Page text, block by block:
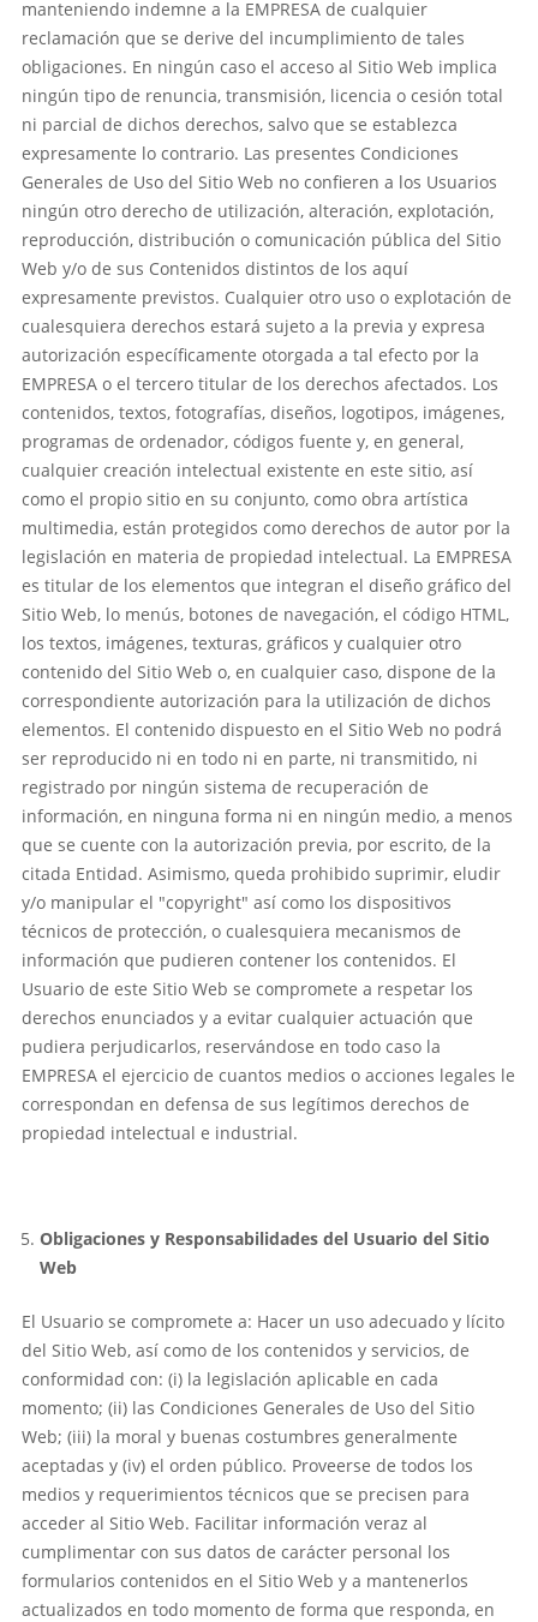
manteniendo indemne a la EMPRESA de cualquier
reclamación que se derive del incumplimiento de tales
obligaciones. En ningún caso el acceso al Sitio Web implica
ningún tipo de renuncia, transmisión, licencia o cesión total
ni parcial de dichos derechos, salvo que se establezca
expresamente lo contrario. Las presentes Condiciones
Generales de Uso del Sitio Web no confieren a los Usuarios
ningún otro derecho de utilización, alteración, explotación,
reproducción, distribución o comunicación pública del Sitio
Web y/o de sus Contenidos distintos de los aquí
expresamente previstos. Cualquier otro uso o explotación de
cualesquiera derechos estará sujeto a la previa y expresa
autorización específicamente otorgada a tal efecto por la
EMPRESA o el tercero titular de los derechos afectados. Los
contenidos, textos, fotografías, diseños, logotipos, imágenes,
programas de ordenador, códigos fuente y, en general,
cualquier creación intelectual existente en este sitio, así
como el propio sitio en su conjunto, como obra artística
multimedia, están protegidos como derechos de autor por la
legislación en materia de propiedad intelectual. La EMPRESA
es titular de los elementos que integran el diseño gráfico del
Sitio Web, lo menús, botones de navegación, el código HTML,
los textos, imágenes, texturas, gráficos y cualquier otro
contenido del Sitio Web o, en cualquier caso, dispone de la
correspondiente autorización para la utilización de dichos
elementos. El contenido dispuesto en el Sitio Web no podrá
ser reproducido ni en todo ni en parte, ni transmitido, ni
registrado por ningún sistema de recuperación de
información, en ninguna forma ni en ningún medio, a menos
que se cuente con la autorización previa, por escrito, de la
citada Entidad. Asimismo, queda prohibido suprimir, eludir
y/o manipular el "copyright" así como los dispositivos
técnicos de protección, o cualesquiera mecanismos de
información que pudieren contener los contenidos. El
Usuario de este Sitio Web se compromete a respetar los
derechos enunciados y a evitar cualquier actuación que
pudiera perjudicarlos, reservándose en todo caso la
EMPRESA el ejercicio de cuantos medios o acciones legales le
correspondan en defensa de sus legítimos derechos de
propiedad intelectual e industrial.
Obligaciones y Responsabilidades del Usuario del Sitio
Web
El Usuario se compromete a: Hacer un uso adecuado y lícito
del Sitio Web, así como de los contenidos y servicios, de
conformidad con: (i) la legislación aplicable en cada
momento; (ii) las Condiciones Generales de Uso del Sitio
Web; (iii) la moral y buenas costumbres generalmente
aceptadas y (iv) el orden público. Proveerse de todos los
medios y requerimientos técnicos que se precisen para
acceder al Sitio Web. Facilitar información veraz al
cumplimentar con sus datos de carácter personal los
formularios contenidos en el Sitio Web y a mantenerlos
actualizados en todo momento de forma que responda, en